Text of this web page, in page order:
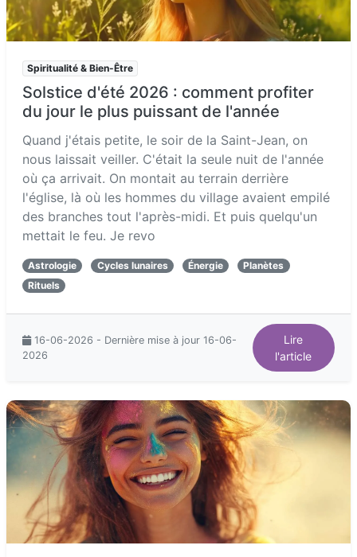
Spiritualité & Bien-Être
Solstice d'été 2026 : comment profiter
du jour le plus puissant de l'année
Quand j'étais petite, le soir de la Saint-Jean, on
nous laissait veiller. C'était la seule nuit de l'année
où ça arrivait. On montait au terrain derrière
l'église, là où les hommes du village avaient empilé
des branches tout l'après-midi. Et puis quelqu'un
mettait le feu. Je revo
Astrologie Cycles lunaires Énergie
Planètes
Rituels
16-06-2026 - Dernière mise à jour 16-06-
2026
Lire
l'article